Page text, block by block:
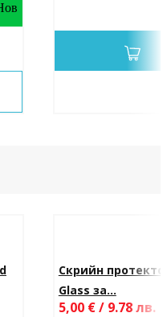
Скрийн
Glass за...
5,00 € / 9.78 лв.